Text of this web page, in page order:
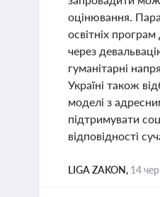
оцінювання.
освітніх
через
гуманітарні
Україні також
моделі з
підтримувати
відповідності
LIGA ZAKON, 14